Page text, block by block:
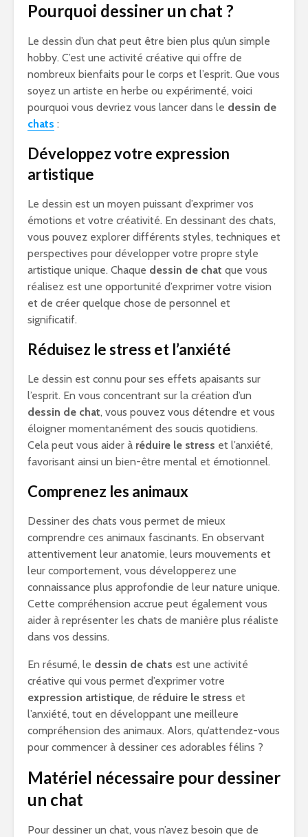
Pourquoi dessiner un chat ?
Le dessin d’un chat peut être bien plus qu’un simple
hobby. C’est une activité créative qui offre de
nombreux bienfaits pour le corps et l’esprit. Que vous
soyez un artiste en herbe ou expérimenté, voici
pourquoi vous devriez vous lancer dans le dessin de
chats :
Développez votre expression
artistique
Le dessin est un moyen puissant d’exprimer vos
émotions et votre créativité. En dessinant des chats,
vous pouvez explorer différents styles, techniques et
perspectives pour développer votre propre style
artistique unique. Chaque dessin de chat que vous
réalisez est une opportunité d’exprimer votre vision
et de créer quelque chose de personnel et
significatif.
Réduisez le stress et l’anxiété
Le dessin est connu pour ses effets apaisants sur
l’esprit. En vous concentrant sur la création d’un
dessin de chat, vous pouvez vous détendre et vous
éloigner momentanément des soucis quotidiens.
Cela peut vous aider à réduire le stress et l’anxiété,
favorisant ainsi un bien-être mental et émotionnel.
Comprenez les animaux
Dessiner des chats vous permet de mieux
comprendre ces animaux fascinants. En observant
attentivement leur anatomie, leurs mouvements et
leur comportement, vous développerez une
connaissance plus approfondie de leur nature unique.
Cette compréhension accrue peut également vous
aider à représenter les chats de manière plus réaliste
dans vos dessins.
En résumé, le dessin de chats est une activité
créative qui vous permet d’exprimer votre
expression artistique, de réduire le stress et
l’anxiété, tout en développant une meilleure
compréhension des animaux. Alors, qu’attendez-vous
pour commencer à dessiner ces adorables félins ?
Matériel nécessaire pour dessiner
un chat
Pour dessiner un chat, vous n’avez besoin que de